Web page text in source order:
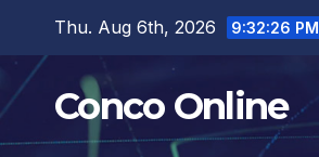
content
Thu. Aug 6th, 2026 9:32:27 PM
Conco Online